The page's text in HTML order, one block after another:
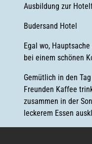
Ausbildung zur
Budersand Hotel
Egal wo,
bei einem schönen
Gemütlich in den
Freunden Kaffee
zusammen in der
leckerem Essen